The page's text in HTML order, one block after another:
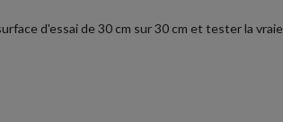
d'essai de 30 cm sur 30 cm et tester la